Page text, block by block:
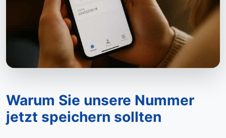
Warum Sie unsere Nummer
jetzt speichern sollten